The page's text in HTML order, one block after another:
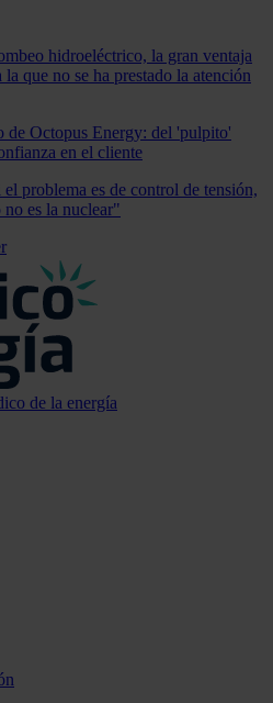
hidroeléctrico, la gran ventaja
que no se ha prestado la atención
de Octopus Energy: del 'pulpito'
en el cliente
problema es de control de tensión,
no es la nuclear"